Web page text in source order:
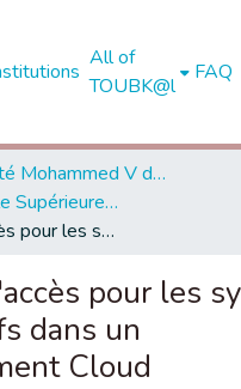
All of
TOUBK@l
FAQ
Université Mohammed V de Rabat
Ecole Nationale Supérieure d'Informatique et d'Analyse des Systèmes - Rabat
Contrôle d'accès pour les systèmes collaboratifs dans un environnement Cloud
pour les
dans un
Cloud